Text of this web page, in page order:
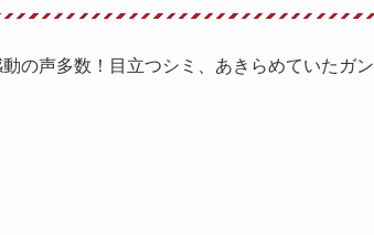
の声多数！目立つシミ、あきらめていたガン